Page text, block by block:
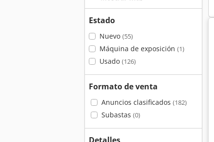
Estado
Nuevo (55)
Máquina de exposición (1)
Usado (126)
Formato de venta
Anuncios clasificados (182)
Subastas (0)